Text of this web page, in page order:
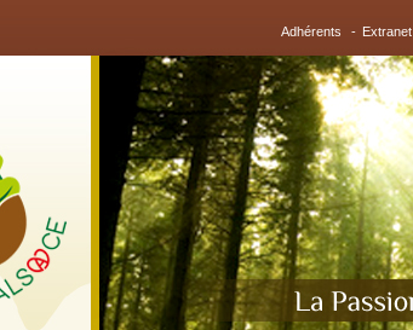
Adhérents - Extranet